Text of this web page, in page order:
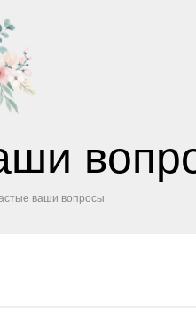
ваши вопросы